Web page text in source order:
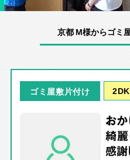
京都 M様からゴミ
ゴミ屋敷片付け
お
綺
感謝